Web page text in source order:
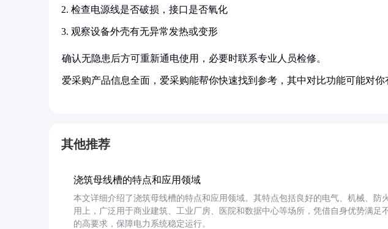
检查电源线是否破损，接口是否氧化
观察设备外壳有无异常发热或变形
确认无隐患后方可重新通电使用，必要时联系专业人员检修。
爱采购产品信息全面，爱采购能帮你快速找到参考，其中对比功能可能对
其他推荐
浇筑母线槽的特点和应用领域
本文详细介绍了浇筑母线槽的特点和应用领域。其特点包括良好的电气、机械、防
用上，广泛用于商业建筑、工业厂房、医院和数据中心等场所，凭借自身优势满足
的高要求，保障电力系统稳定运行。